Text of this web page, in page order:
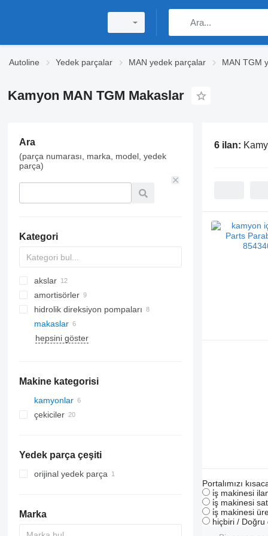
Autoline Yedek parçalar MAN yedek parçalar MAN TGM
Kamyon MAN TGM Makaslar
Ara
(parça numarası, marka, model, yedek
parça)
Kategori
akslar
amortisörler
hidrolik direksiyon pompaları
makaslar
hepsini göster
Makine kategorisi
kamyonlar
çekiciler
Yedek parça çeşiti
orijinal yedek parça
Marka
6 ilan:
Portalımızı
i̇ş makinesi
i̇ş makinesi
i̇ş makinesi
hiçbiri / Doğru